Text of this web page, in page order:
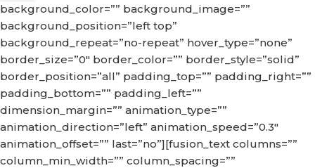
background_color=”” background_image=””
background_position=”left top”
background_repeat=”no-repeat” hover_type=”none”
border_size=”0″ border_color=”” border_style=”solid”
border_position=”all” padding_top=”” padding_right=””
padding_bottom=”” padding_left=””
dimension_margin=”” animation_type=””
animation_direction=”left” animation_speed=”0.3″
animation_offset=”” last=”no”][fusion_text columns=””
column_min_width=”” column_spacing=””